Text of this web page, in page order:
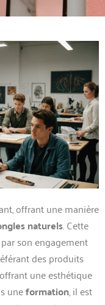
offrant une manière
naturels. Cette
son engagement
des produits
une esthétique
uneformation, il est